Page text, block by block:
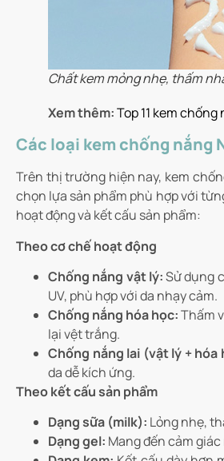
Chất kem mỏng nhẹ, thấm
Xem thêm:Top 11 kem
Các loại kem chống nắng
Trên thị trường hiện nay, kem
chọn lựa sản phẩm phù hợp với
hoạt động và kết cấu sản phẩm:
Theo cơ chế hoạt động
Chống nắng vật lý:Sử dụng
UV, phù hợp với da nhạy cảm.
Chống nắng hóa học:Thấm
lại vệt trắng.
Chống nắng lai (vật lý + hóa
da dễ kích ứng.
Theo kết cấu sản phẩm
Dạng sữa (milk): Lỏng nhẹ,
Dạng gel: Mang đến cảm